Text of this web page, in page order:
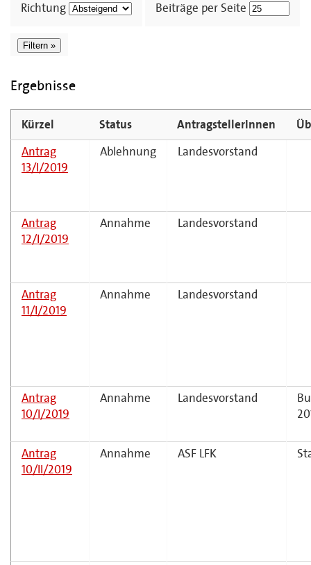
Richtung Beiträge per Seite
Ergebnisse
Kürzel Status AntragstellerInnen
Antrag
13/I/2019
Ablehnung Landesvorstand
Antrag
12/I/2019
Annahme Landesvorstand
Antrag
11/I/2019
Annahme Landesvorstand
Antrag
10/I/2019
Annahme Landesvorstand
Antrag
10/II/2019
Annahme ASF LFK